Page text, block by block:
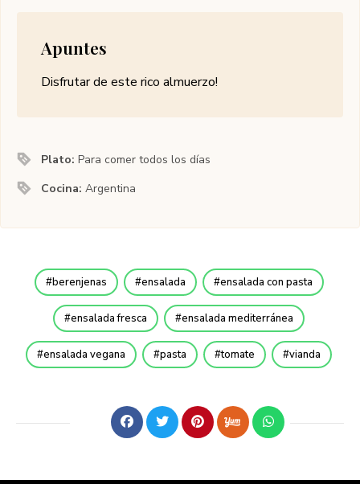
Apuntes
Disfrutar de este rico almuerzo!
Plato:Para comer todos los días
Cocina:Argentina
berenjenas ensalada ensalada con pasta
ensalada fresca ensalada mediterránea
ensalada vegana pasta tomate vianda